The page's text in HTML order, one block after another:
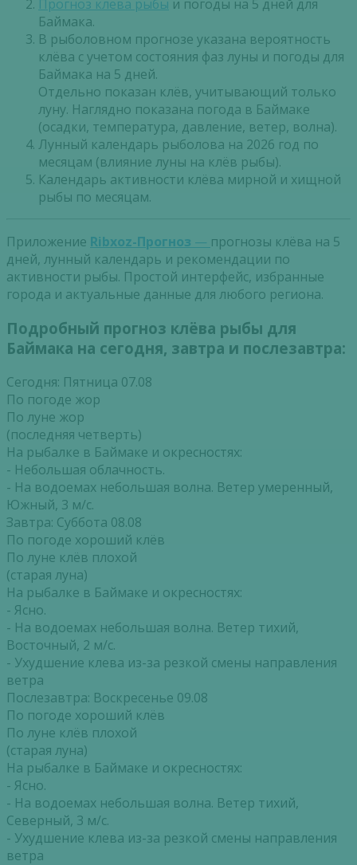
Прогноз клева рыбы и погоды на 5 дней для
Баймака.
В рыболовном прогнозе указана вероятность
клёва с учетом состояния фаз луны и погоды для
Баймака на 5 дней.
Отдельно показан клёв, учитывающий только
луну. Наглядно показана погода в Баймаке
(осадки, температура, давление, ветер, волна).
Лунный календарь рыболова на 2026 год по
месяцам (влияние луны на клёв рыбы).
Календарь активности клёва мирной и хищной
рыбы по месяцам.
Приложение Ribxoz-Прогноз — прогнозы клёва на 5
дней, лунный календарь и рекомендации по
активности рыбы. Простой интерфейс, избранные
города и актуальные данные для любого региона.
Подробный прогноз клёва рыбы для
Баймака на сегодня, завтра и послезавтра:
Сегодня: Пятница 07.08
По погоде жор
По луне жор
(последняя четверть)
На рыбалке в Баймаке и окресностях:
- Небольшая облачность.
- На водоемах небольшая волна. Ветер умеренный,
Южный, 3 м/с.
Завтра: Суббота 08.08
По погоде хороший клёв
По луне клёв плохой
(старая луна)
На рыбалке в Баймаке и окресностях:
- Ясно.
- На водоемах небольшая волна. Ветер тихий,
Восточный, 2 м/с.
- Ухудшение клева из-за резкой смены направления
ветра
Послезавтра: Воскресенье 09.08
По погоде хороший клёв
По луне клёв плохой
(старая луна)
На рыбалке в Баймаке и окресностях:
- Ясно.
- На водоемах небольшая волна. Ветер тихий,
Северный, 3 м/с.
- Ухудшение клева из-за резкой смены направления
ветра